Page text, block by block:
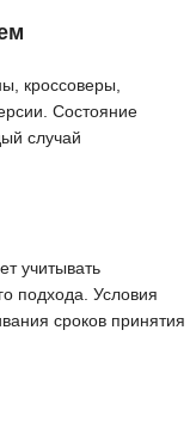
кроссоверы,
Состояние
случай
учитывать
подхода. Условия
сроков принятия